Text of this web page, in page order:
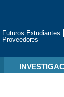
Futuros Estudiantes
Proveedores